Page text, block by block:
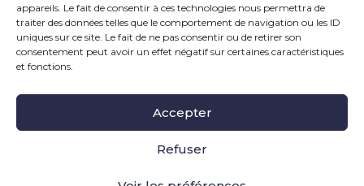
appareils. Le fait de consentir à ces technologies nous permettra de
traiter des données telles que le comportement de navigation ou les ID
uniques sur ce site. Le fait de ne pas consentir ou de retirer son
consentement peut avoir un effet négatif sur certaines caractéristiques
et fonctions.
Accepter
Refuser
Optimisation fiscale
Préparer sa retraite
Ingénierie patrimoniale
Légales|Réclamation
novembre 2024